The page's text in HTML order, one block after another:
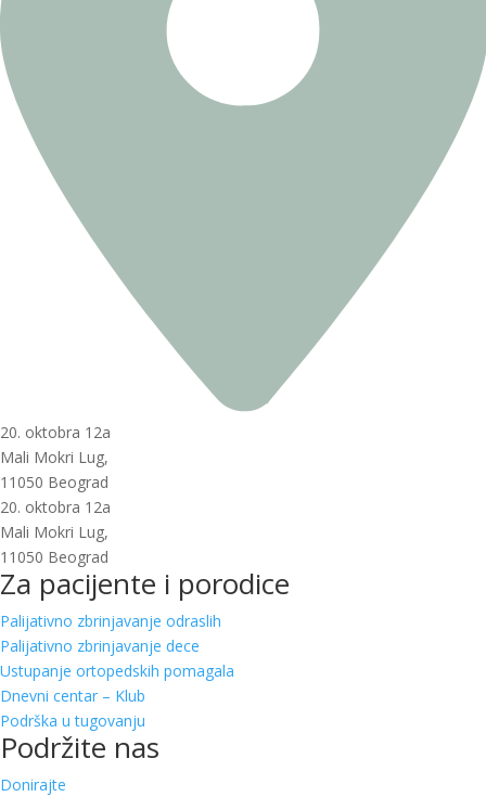
20. oktobra 12a
Mali Mokri Lug,
11050 Beograd
20. oktobra 12a
Mali Mokri Lug,
11050 Beograd
Za pacijente i porodice
Palijativno zbrinjavanje odraslih
Palijativno zbrinjavanje dece
Ustupanje ortopedskih pomagala
Dnevni centar – Klub
Podrška u tugovanju
Podržite nas
Donirajte